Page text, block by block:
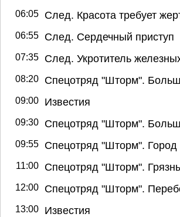
06:05 След. Красота требует
06:55 След. Сердечный приступ
07:35 След. Укротитель
08:20 Спецотряд "Шторм".
09:00 Известия
09:30 Спецотряд "Шторм".
09:55 Спецотряд "Шторм". Город
11:00 Спецотряд "Шторм".
12:00 Спецотряд "Шторм".
13:00 Известия